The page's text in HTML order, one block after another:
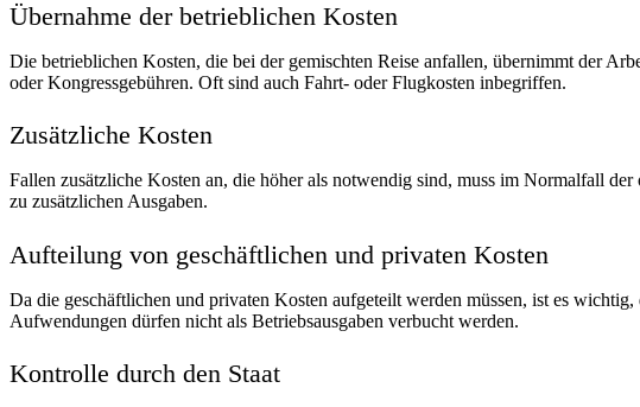
Übernahme der betrieblichen Kosten
Die betrieblichen Kosten, die bei der gemischten Reise anfallen, übernimmt der
oder Kongressgebühren. Oft sind auch Fahrt- oder Flugkosten inbegriffen.
Zusätzliche Kosten
Fallen zusätzliche Kosten an, die höher als notwendig sind, muss im Normalfall
zu zusätzlichen Ausgaben.
Aufteilung von geschäftlichen und privaten Kosten
Da die geschäftlichen und privaten Kosten aufgeteilt werden müssen, ist es
Aufwendungen dürfen nicht als Betriebsausgaben verbucht werden.
Kontrolle durch den Staat